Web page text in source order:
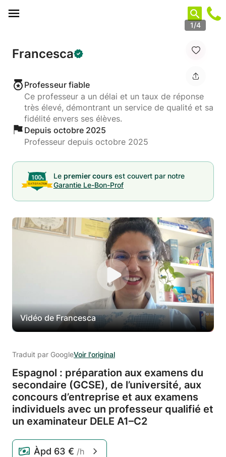
1/4
Francesca
Professeur fiable
Ce professeur a un délai et un taux de réponse
très élevé, démontrant un service de qualité et sa
fidélité envers ses élèves.
Depuis octobre 2025
Professeur depuis octobre 2025
Le premier cours est couvert par notre
Garantie Le-Bon-Prof
Vidéo de Francesca
Traduit par GoogleVoir l'original
Espagnol : préparation aux examens du
secondaire (GCSE), de l’université, aux
concours d’entreprise et aux examens
individuels avec un professeur qualifié et
un examinateur DELE A1–C2
Àpd 63 € /h